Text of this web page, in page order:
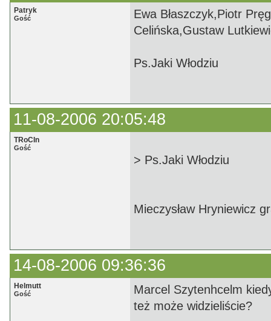
Patryk
Gość
Ewa Błaszczyk,Piotr
Celińska,Gustaw
Ps.Jaki Włodziu
11-08-2006 20:05:48
TRoCIn
Gość
> Ps.Jaki Włodziu
Mieczysław Hryniewicz
14-08-2006 09:36:36
Helmutt
Gość
Marcel Szytenhcelm
też może widzieliście?